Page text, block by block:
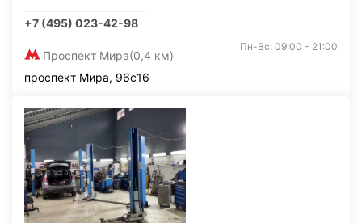
+7 (495) 023-42-98
Проспект Мира(0,4 км)
Пн-Вс: 09:00 - 21:00
проспект Мира, 96с16